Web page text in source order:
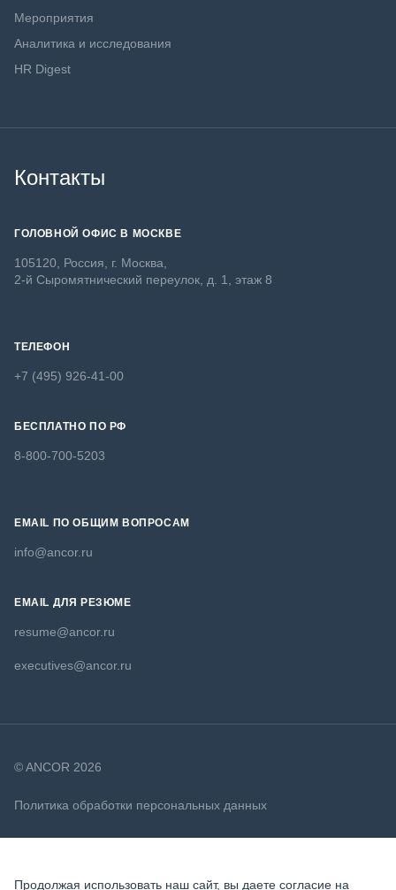
Мероприятия
Аналитика и исследования
HR Digest
Контакты
ГОЛОВНОЙ ОФИС В МОСКВЕ
105120, Россия, г. Москва,
2-й Сыромятнический переулок, д. 1, этаж 8
ТЕЛЕФОН
+7 (495) 926-41-00
БЕСПЛАТНО ПО РФ
8-800-700-5203
EMAIL ПО ОБЩИМ ВОПРОСАМ
info@ancor.ru
EMAIL ДЛЯ РЕЗЮМЕ
resume@ancor.ru
executives@ancor.ru
© ANCOR 2026
Политика обработки персональных данных
Продолжая использовать наш сайт, вы даете согласие на